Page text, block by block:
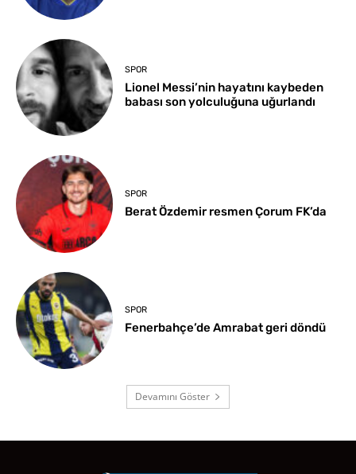
SPOR
Lionel Messi’nin hayatını kaybeden
babası son yolculuğuna uğurlandı
SPOR
Berat Özdemir resmen Çorum FK’da
SPOR
Fenerbahçe’de Amrabat geri döndü
Devamını Göster